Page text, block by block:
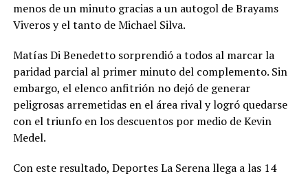
menos de un minuto gracias a un autogol de Brayams
Viveros y el tanto de Michael Silva.
Matías Di Benedetto sorprendió a todos al marcar la
paridad parcial al primer minuto del complemento. Sin
embargo, el elenco anfitrión no dejó de generar
peligrosas arremetidas en el área rival y logró quedarse
con el triunfo en los descuentos por medio de Kevin
Medel.
Con este resultado, Deportes La Serena llega a las 14